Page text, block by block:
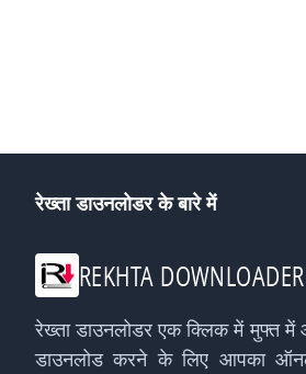
रेख्ता डाउनलोडर के बारे में
REKHTA DOWNLOADER
रेख्ता डाउनलोडर एक क्लिक में मुफ्त में
डाउनलोड करने के लिए आपका